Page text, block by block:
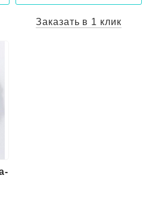
Заказать в 1 клик